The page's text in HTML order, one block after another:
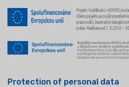
Protection of personal data